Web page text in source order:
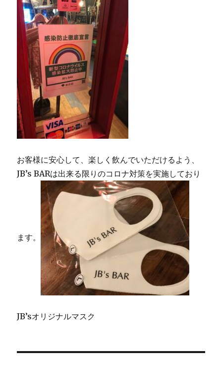
ョ
ン
お客様に安心して、楽しく飲んでいただけるよう、
JB’s BARは出来る限りのコロナ対策を実施しており
ます。
JB’sオリジナルマスク